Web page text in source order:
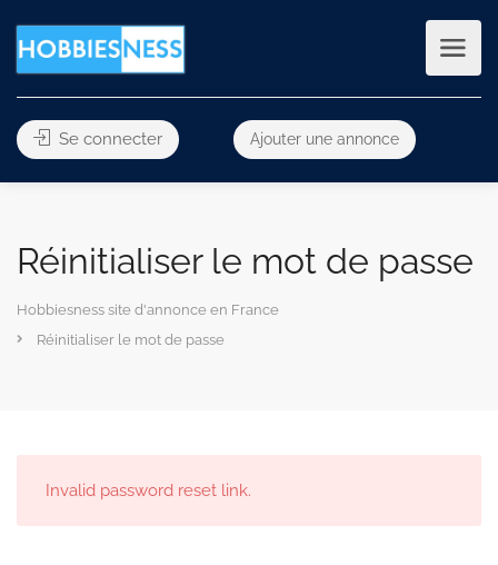
Se connecter Ajouter une annonce
Réinitialiser le mot de passe
Hobbiesness site d'annonce en France
Réinitialiser le mot de passe
Invalid password reset link.